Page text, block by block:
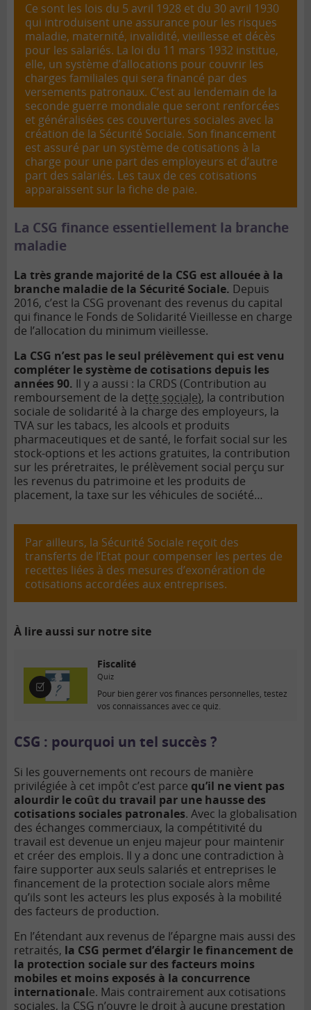
Ce sont les lois du 5 avril 1928 et du 30 avril 1930
qui introduisent une assurance pour les risques
maladie, maternité, invalidité, vieillesse et décès
pour les salariés. La loi du 11 mars 1932 institue,
elle, un système d’allocations pour couvrir les
charges familiales qui sera financé par des
versements patronaux. C’est au lendemain de la
seconde guerre mondiale que seront renforcées
et généralisées ces couvertures sociales avec la
création de la Sécurité Sociale. Son financement
est assuré par un système de cotisations à la
charge pour une part des employeurs et d’autre
part des salariés. Les taux de ces cotisations
apparaissent sur la fiche de paie.
La CSG finance essentiellement la branche
maladie
La très grande majorité de la CSG est allouée à la
branche maladie de la Sécurité Sociale. Depuis
2016, c’est la CSG provenant des revenus du capital
qui finance le Fonds de Solidarité Vieillesse en charge
de l’allocation du minimum vieillesse.
La CSG n’est pas le seul prélèvement qui est venu
compléter le système de cotisations depuis les
années 90. Il y a aussi : la CRDS (Contribution au
remboursement de la dette sociale), la contribution
sociale de solidarité à la charge des employeurs, la
TVA sur les tabacs, les alcools et produits
pharmaceutiques et de santé, le forfait social sur les
stock-options et les actions gratuites, la contribution
sur les préretraites, le prélèvement social perçu sur
les revenus du patrimoine et les produits de
placement, la taxe sur les véhicules de société…
Par ailleurs, la Sécurité Sociale reçoit des
transferts de l’Etat pour compenser les pertes de
recettes liées à des mesures d’exonération de
cotisations accordées aux entreprises.
À lire aussi sur notre site
Q
u
Fiscalité
Quiz
Pour bien gérer vos finances personnelles, testez
vos connaissances avec ce quiz.
CSG : pourquoi un tel succès ?
Si les gouvernements ont recours de manière
privilégiée à cet impôt c’est parce qu’il ne vient pas
alourdir le coût du travail par une hausse des
cotisations sociales patronales. Avec la globalisation
des échanges commerciaux, la compétitivité du
travail est devenue un enjeu majeur pour maintenir
et créer des emplois. Il y a donc une contradiction à
faire supporter aux seuls salariés et entreprises le
financement de la protection sociale alors même
qu’ils sont les acteurs les plus exposés à la mobilité
des facteurs de production.
En l’étendant aux revenus de l’épargne mais aussi des
retraités, la CSG permet d’élargir le financement de
la protection sociale sur des facteurs moins
mobiles et moins exposés à la concurrence
internationale. Mais contrairement aux cotisations
sociales, la CSG n’ouvre le droit à aucune prestation